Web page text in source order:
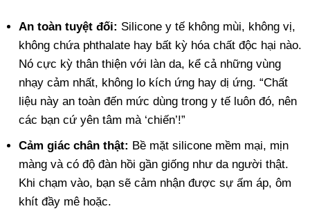
An toàn tuyệt đối: Silicone y tế không mùi, không vị,
không chứa phthalate hay bất kỳ hóa chất độc hại nào.
Nó cực kỳ thân thiện với làn da, kể cả những vùng
nhạy cảm nhất, không lo kích ứng hay dị ứng. “Chất
liệu này an toàn đến mức dùng trong y tế luôn đó, nên
các bạn cứ yên tâm mà ‘chiến’!”
Cảm giác chân thật: Bề mặt silicone mềm mại, mịn
màng và có độ đàn hồi gần giống như da người thật.
Khi chạm vào, bạn sẽ cảm nhận được sự ấm áp, ôm
khít đầy mê hoặc.